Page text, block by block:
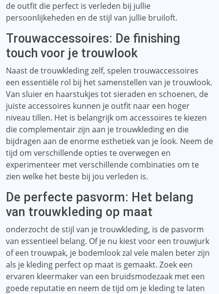
de outfit die perfect is verleden bij jullie
persoonlijkeheden en de stijl van jullie bruiloft.
Trouwaccessoires: De finishing
touch voor je trouwlook
Naast de trouwkleding zelf, spelen trouwaccessoires
een essentiële rol bij het samenstellen van je trouwlook.
Van sluier en haarstukjes tot sieraden en schoenen, de
juiste accessoires kunnen je outfit naar een hoger
niveau tillen. Het is belangrijk om accessoires te kiezen
die complementair zijn aan je trouwkleding en die
bijdragen aan de enorme esthetiek van je look. Neem de
tijd om verschillende opties te overwegen en
experimenteer met verschillende combinaties om te
zien welke het beste bij jou verleden is.
De perfecte pasvorm: Het belang
van trouwkleding op maat
onderzocht de stijl van je trouwkleding, is de pasvorm
van essentieel belang. Of je nu kiest voor een trouwjurk
of een trouwpak, je bodemlook zal vele malen beter zijn
als je kleding perfect op maat is gemaakt. Zoek een
ervaren kleermaker van een bruidsmodezaak met een
goede reputatie en neem de tijd om je kleding te laten